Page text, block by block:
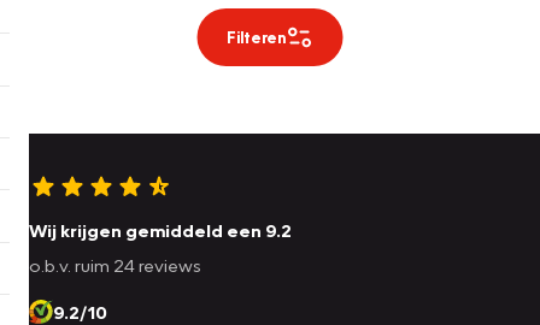
Filteren
Wij krijgen gemiddeld een 9.2
o.b.v. ruim 24 reviews
9.2/10